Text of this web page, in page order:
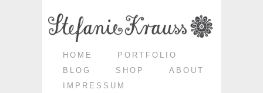
HOME
PORTFOLIO
BLOG
SHOP
ABOUT
IMPRESSUM